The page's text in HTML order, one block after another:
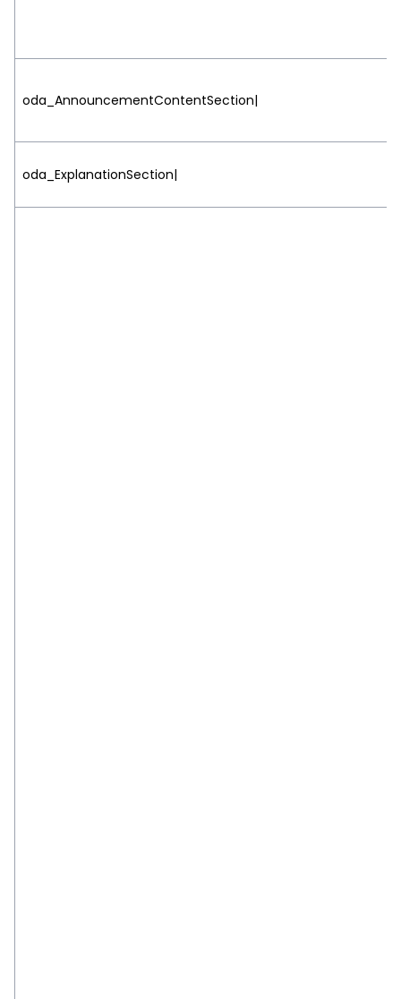
oda_AnnouncementContentSection|
oda_ExplanationSection|